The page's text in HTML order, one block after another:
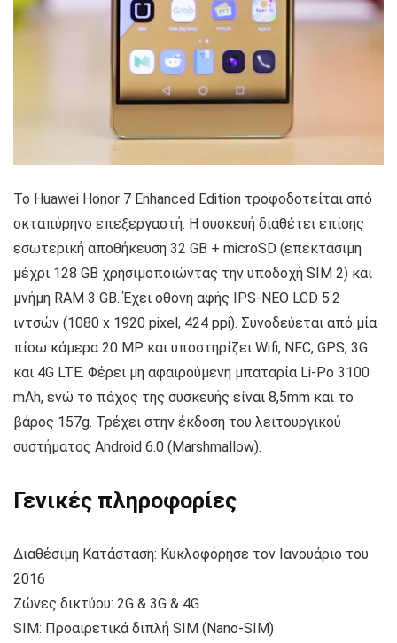
Το Huawei Honor 7 Enhanced Edition τροφοδοτείται από
οκταπύρηνο επεξεργαστή. Η συσκευή διαθέτει επίσης
εσωτερική αποθήκευση 32 GB + microSD (επεκτάσιμη
μέχρι 128 GB χρησιμοποιώντας την υποδοχή SIM 2) και
μνήμη RAM 3 GB. Έχει οθόνη αφής IPS-NEO LCD 5.2
ιντσών (1080 x 1920 pixel, 424 ppi). Συνοδεύεται από μία
πίσω κάμερα 20 MP και υποστηρίζει Wifi, NFC, GPS, 3G
και 4G LTE. Φέρει μη αφαιρούμενη μπαταρία Li-Po 3100
mAh, ενώ το πάχος της συσκευής είναι 8,5mm και το
βάρος 157g. Τρέχει στην έκδοση του λειτουργικού
συστήματος Android 6.0 (Marshmallow).
Γενικές πληροφορίες
Διαθέσιμη Κατάσταση: Κυκλοφόρησε τον Ιανουάριο του
2016
Ζώνες δικτύου: 2G & 3G & 4G
SIM: Προαιρετικά διπλή SIM (Nano-SIM)